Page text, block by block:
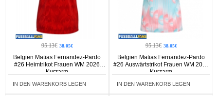
95.13€ 38.05€
Belgien Matias Fernandez-Pardo
#26 Heimtrikot Frauen WM 2026
Kurzarm
IN DEN WARENKORB LEGEN
95.13€ 38.05€
Belgien Matias Fernandez-Pardo
#26 Auswärtstrikot Frauen WM 2026
Kurzarm
IN DEN WARENKORB LEGEN